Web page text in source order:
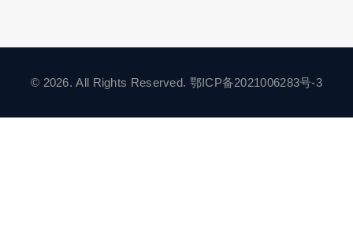
© 2026. All Rights Reserved. 鄂ICP备2021006283号-3